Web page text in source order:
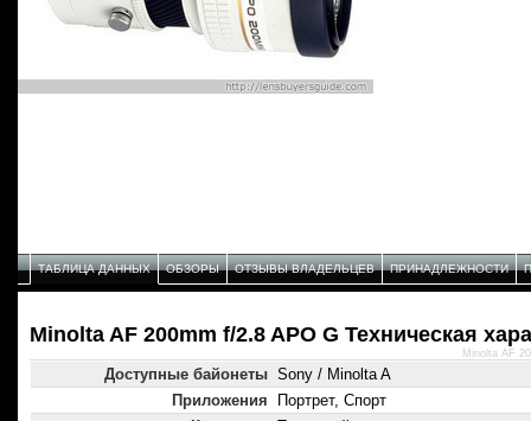
ТАБЛИЦА ДАННЫХ ОБЗОРЫ ОТЗЫВЫ ВЛАДЕЛЬЦЕВ ПРИНАДЛЕЖНОСТИ
Minolta AF 200mm f/2.8 APO G Техническая
Доступные байонеты Sony / Minolta A
Приложения
Портрет, Спорт
Minolta AF